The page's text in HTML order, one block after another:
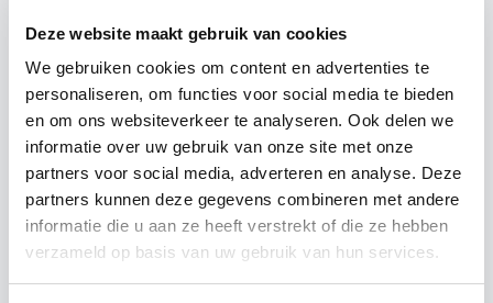
Deze website maakt gebruik van cookies
We gebruiken cookies om content en advertenties te
personaliseren, om functies voor social media te bieden
en om ons websiteverkeer te analyseren. Ook delen we
informatie over uw gebruik van onze site met onze
partners voor social media, adverteren en analyse. Deze
partners kunnen deze gegevens combineren met andere
informatie die u aan ze heeft verstrekt of die ze hebben
verzameld op basis van uw gebruik van hun services.
€ 0,35
500 € 0,30 € 100,00
1000 € 0,25 € 250,00